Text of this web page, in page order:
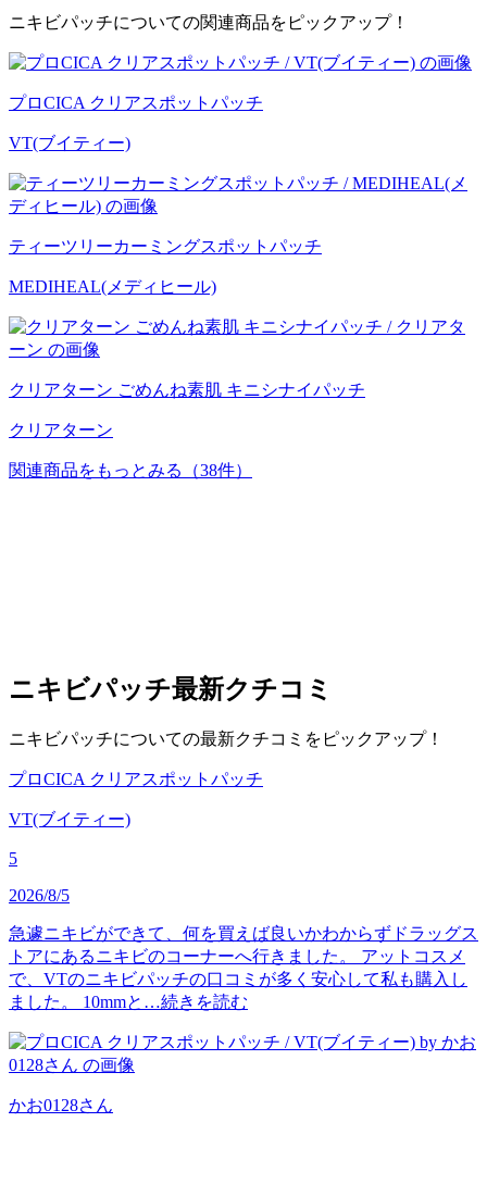
ニキビパッチについての関連商品をピックアップ！
プロCICA クリアスポットパッチ
VT(ブイティー)
ティーツリーカーミングスポットパッチ
MEDIHEAL(メディヒール)
クリアターン ごめんね素肌 キニシナイパッチ
クリアターン
関連商品をもっとみる （38件）
ニキビパッチ最新クチコミ
ニキビパッチについての最新クチコミをピックアップ！
プロCICA クリアスポットパッチ
VT(ブイティー)
5
2026/8/5
急遽ニキビができて、何を買えば良いかわからずドラッグス
トアにあるニキビのコーナーへ行きました。 アットコスメ
で、VTのニキビパッチの口コミが多く安心して私も購入し
ました。 10mmと…続きを読む
かお0128さん